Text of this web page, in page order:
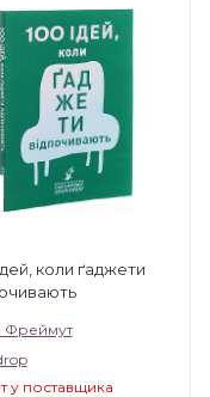
коли ґаджети
Фреймут
у поставщика